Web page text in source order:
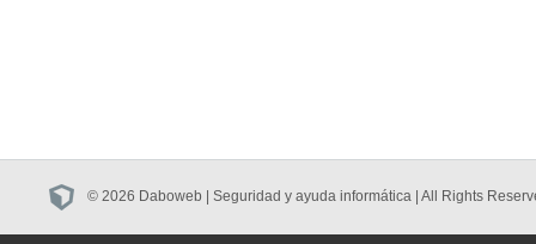
© 2026 Daboweb | Seguridad y ayuda informática | All Rights